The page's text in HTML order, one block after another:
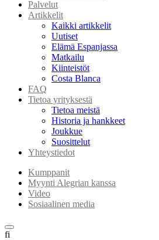
Palvelut
Artikkelit
Kaikki artikkelit
Uutiset
Elämä Espanjassa
Matkailu
Kiinteistöt
Costa Blanca
FAQ
Tietoa yrityksestä
Tietoa meistä
Historia ja hankkeet
Joukkue
Suosittelut
Yhteystiedot
Kumppanit
Myynti Alegrian kanssa
Video
Sosiaalinen media
fi